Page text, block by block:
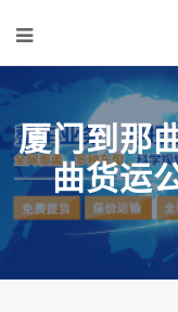
厦门到那
曲货运